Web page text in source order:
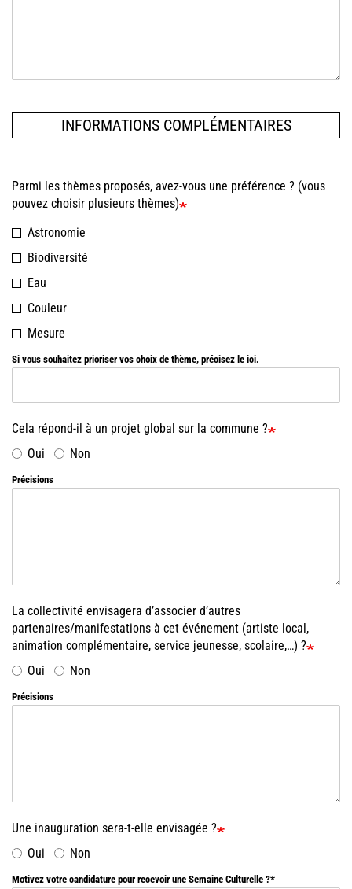
INFORMATIONS COMPLÉMENTAIRES
Parmi les thèmes proposés, avez-vous une préférence ? (vous
pouvez choisir plusieurs thèmes)
Astronomie
Biodiversité
Eau
Couleur
Mesure
Si vous souhaitez prioriser vos choix de thème, précisez le ici.
Cela répond-il à un projet global sur la commune ?
Oui
Non
Précisions
La collectivité envisagera d’associer d’autres
partenaires/manifestations à cet événement (artiste local,
animation complémentaire, service jeunesse, scolaire,…) ?
Oui
Non
Précisions
Une inauguration sera-t-elle envisagée ?
Oui
Non
Motivez votre candidature pour recevoir une Semaine Culturelle ?